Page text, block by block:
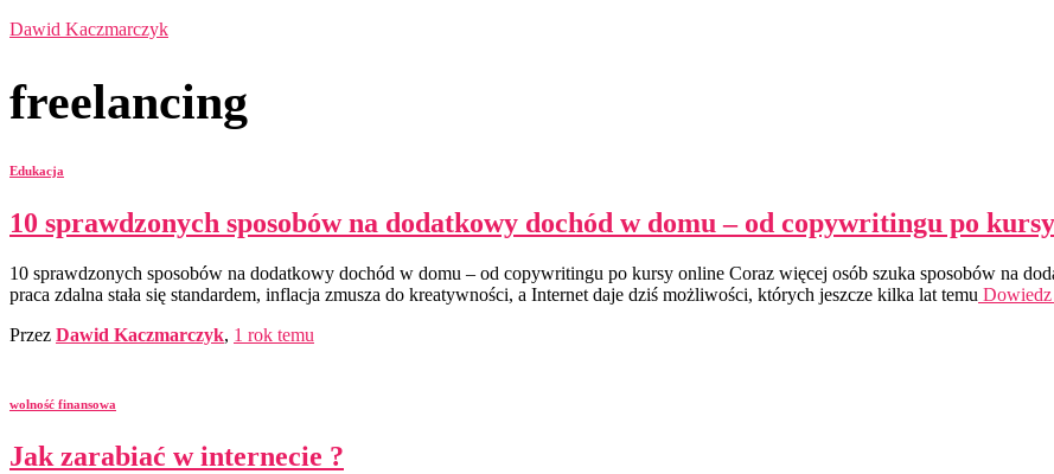
Dawid Kaczmarczyk
freelancing
Edukacja
10 sprawdzonych sposobów na dodatkowy dochód w domu – od copywritingu po
10 sprawdzonych sposobów na dodatkowy dochód w domu – od copywritingu po kursy online Coraz więcej osób szuka sposobów na
praca zdalna stała się standardem, inflacja zmusza do kreatywności, a Internet daje dziś możliwości, których jeszcze kilka lat temu
Przez Dawid Kaczmarczyk, 1 rok temu
wolność finansowa
Jak zarabiać w internecie ?